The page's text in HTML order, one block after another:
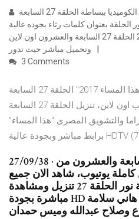
بعنوان كلمات رثاء بجوده عالية
مشاهدة مسلسل ببساطة 2019 الحلقة 27 السابعة والعشرون اون لاين
وتحميل مباشر حيث تدور
3 Comments
مشاهدة وتحميل مسلسل "هذا المساء 2017" الحلقة 27 السابعة
والعشرون كاملة يوتيوب اون لاين، تنزيل الحلقة 27 السابعة
والتشويق المصرى "هذا المساء"
27/09/38 · مشاهدة الحلقة 27 السابعة والعشرون من
يوتيوب، شاهد الان جميع
حلقات مسلسل طاقة نور الحلقة 27 تنزيل ومشاهدة
مباشرة بجودة HD حيث يشارك في البطولة هاني سلامة
وصلاح عبدالله وميس حمدان